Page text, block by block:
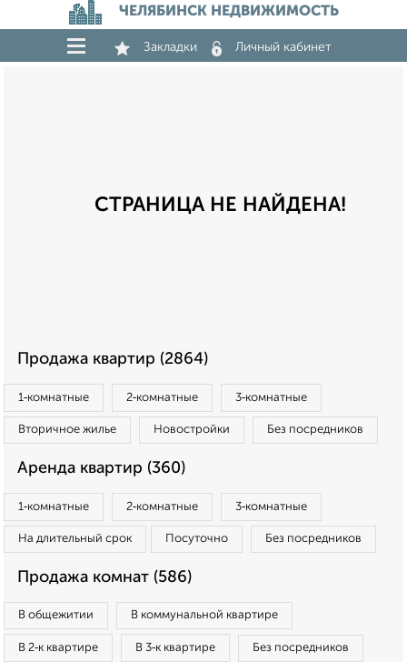
ЧЕЛЯБИНСК НЕДВИЖИМОСТЬ
Закладки Личный кабинет
СТРАНИЦА НЕ НАЙДЕНА!
Продажа квартир (2864)
1‑комнатные 2‑комнатные 3‑комнатные
Вторичное жилье Новостройки Без посредников
Аренда квартир (360)
1‑комнатные 2‑комнатные 3‑комнатные
На длительный срок Посуточно Без посредников
Продажа комнат (586)
В общежитии В коммунальной квартире
В 2‑к квартире В 3‑к квартире Без посредников